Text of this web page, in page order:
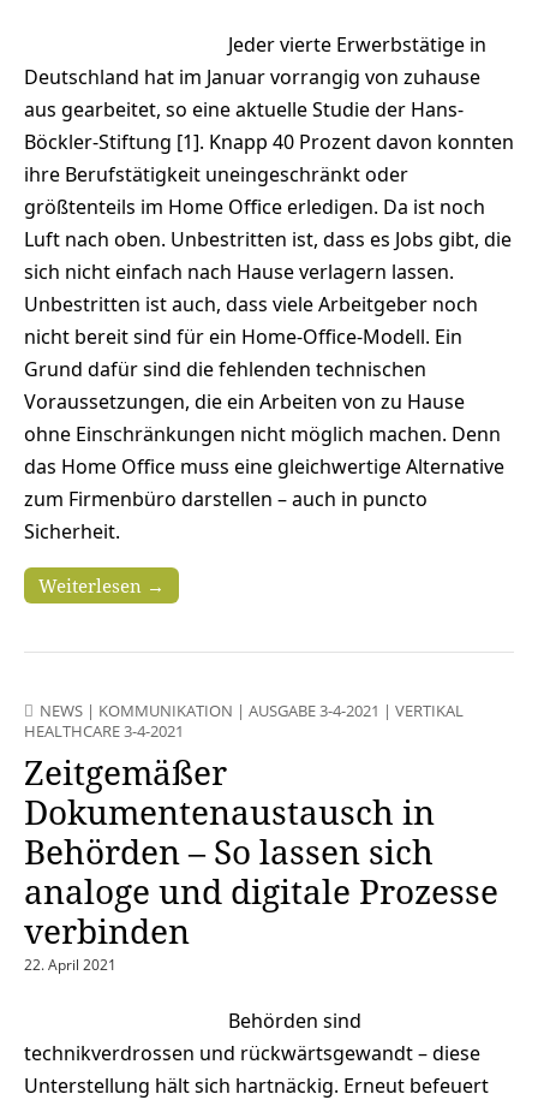
Jeder vierte Erwerbstätige in
Deutschland hat im Januar vorrangig von zuhause
aus gearbeitet, so eine aktuelle Studie der Hans-
Böckler-Stiftung [1]. Knapp 40 Prozent davon konnten
ihre Berufstätigkeit uneingeschränkt oder
größtenteils im Home Office erledigen. Da ist noch
Luft nach oben. Unbestritten ist, dass es Jobs gibt, die
sich nicht einfach nach Hause verlagern lassen.
Unbestritten ist auch, dass viele Arbeitgeber noch
nicht bereit sind für ein Home-Office-Modell. Ein
Grund dafür sind die fehlenden technischen
Voraussetzungen, die ein Arbeiten von zu Hause
ohne Einschränkungen nicht möglich machen. Denn
das Home Office muss eine gleichwertige Alternative
zum Firmenbüro darstellen – auch in puncto
Sicherheit.
Weiterlesen →
NEWS | KOMMUNIKATION | AUSGABE 3-4-2021 | VERTIKAL
HEALTHCARE 3-4-2021
Zeitgemäßer
Dokumentenaustausch in
Behörden – So lassen sich
analoge und digitale Prozesse
verbinden
22. April 2021
Behörden sind
technikverdrossen und rückwärtsgewandt – diese
Unterstellung hält sich hartnäckig. Erneut befeuert